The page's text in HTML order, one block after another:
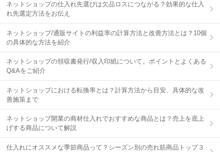
ネットショップの仕入れ先選びは欠品ロスにつながる？効果的な仕入
れ先選定方法をお伝え
ネットショップ/通販サイトの利益率の計算方法と改善方法とは？10個
の具体的な方法を紹介
ネットショップの領収書発行/収入印紙について。ポイントとよくある
Q&Aをご紹介
ネットショップにおける転換率とは？計算方法から目安、具体的な改
善施策まで
ネットショップ開業の商材仕入れでおすすめな商品とは？売上を底上
げする商品について解説
仕入れにオススメな季節商品って？シーズン別の売れ筋商品トップ３